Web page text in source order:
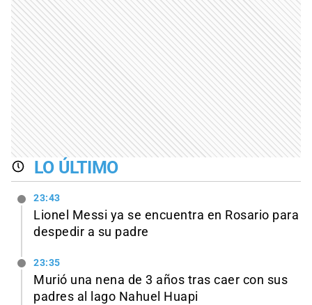
LO ÚLTIMO
23:43
Lionel Messi ya se encuentra en Rosario para
despedir a su padre
23:35
Murió una nena de 3 años tras caer con sus
padres al lago Nahuel Huapi